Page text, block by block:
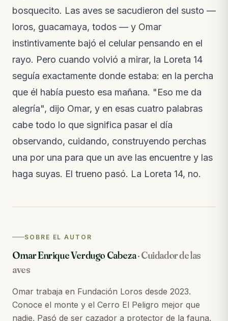
bosquecito. Las aves se sacudieron del susto —
loros, guacamaya, todos — y Omar
instintivamente bajó el celular pensando en el
rayo. Pero cuando volvió a mirar, la Loreta 14
seguía exactamente donde estaba: en la percha
que él había puesto esa mañana. "Eso me da
alegría", dijo Omar, y en esas cuatro palabras
cabe todo lo que significa pasar el día
observando, cuidando, construyendo perchas
una por una para que un ave las encuentre y las
haga suyas. El trueno pasó. La Loreta 14, no.
SOBRE EL AUTOR
Omar Enrique Verdugo Cabeza·Cuidador de las
aves
Omar trabaja en Fundación Loros desde 2023.
Conoce el monte y el Cerro El Peligro mejor que
nadie. Pasó de ser cazador a protector de la fauna.